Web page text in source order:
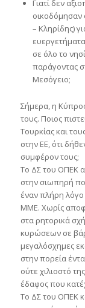
Γιατί δεν
οικοδόμησαν
– Κληρίδης)
σε όλο το
παράγοντας
Μεσόγειο;
Σήμερα, η Κύπρος
τους. Ποιος
Τουρκίας και
στην ΕΕ, ότι
συμφέρον τους;
Το ΔΣ του ΟΠΕΚ
στην σιωπηρή
έναν πλήρη λόγο
ΜΜΕ. Χωρίς
στα ρητορικά
κυρώσεων σε
μεγαλόσχημες
στην πορεία
ούτε χιλιοστό
έδαφος που
Το ΔΣ του ΟΠΕΚ